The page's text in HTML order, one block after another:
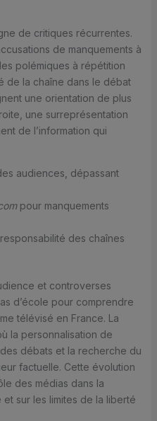
de critiques récurrentes.
de manquements à
polémiques à répétition
de la chaîne dans le débat
une orientation de plus
une surreprésentation
de l’information qui
audiences, dépassant
pour manquements
des chaînes
et controverses
d’école pour comprendre
télévisé en France. La
la personnalisation de
débats et la recherche du
factuelle. Cette évolution
des médias dans la
sur les limites de la liberté